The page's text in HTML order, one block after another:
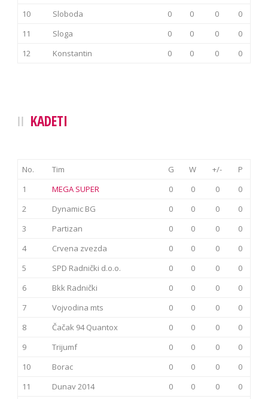
10
Sloboda 0 0 0
0
11
Sloga 0 0 0
0
12
Konstantin 0 0 0 0
KADETI
No. Tim G W +/-
P
1
MEGA SUPER 0 0 0
0
2
Dynamic BG 0 0 0
0
3
Partizan 0 0 0
0
4
Crvena zvezda 0 0 0
0
5
SPD Radnički d.o.o. 0 0 0
0
6
Bkk Radnički 0 0 0
0
7
Vojvodina mts 0 0 0
0
8
Čačak 94 Quantox 0 0 0
0
9
Trijumf 0 0 0
0
10
Borac 0 0 0
0
11
Dunav 2014 0 0 0
0